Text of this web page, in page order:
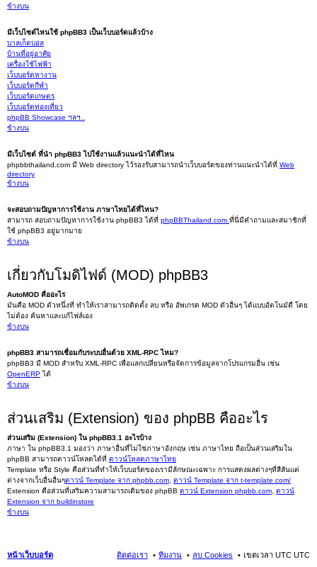
ข้างบน
มีเว็บไซต์ไหนใช้ phpBB3 เป็นเว็บบอร์ดแล้วบ้าง
บาลเก็ตบอล
บ้านที่อยู่อาศัย
เครื่องใช้ไฟฟ้า
เว็บบอร์ดหางาน
เว็บบอร์ดกีฬา
เว็บบอร์ดเกษตร
เว็บบอร์ดท่องเที่ยว
phpBB Showcase ฯลฯ..
ข้างบน
มีเว็บไซต์ ที่นำ phpBB3 ไปใช้งานแล้วแนะนำได้ที่ไหน
phpbbthailand.com มี Web directory ไว้รองรับสามารถนำเว็บบอร์ดของท่านแนะนำได้ที่ Web
directory
ข้างบน
จะสอบถามปัญหาการใช้งาน ภาษาไทยได้ที่ไหน?
สามารถ สอบถามปัญหาการใช้งาน phpBB3 ได้ที่ phpBBThailand.com ที่นี่มีคำถามและสมาชิกที่
ใช้ phpBB3 อยู่มากมาย
ข้างบน
เกี่ยวกับโมดิไฟด์ (MOD) phpBB3
AutoMOD คืออะไร
มันคือ MOD ตัวหนึ่งที่ ทำให้เราสามารถติดตั้ง ลบ หรือ อัพเกรด MOD ตัวอื่นๆ ได้แบบอัตโนมัตื โดย
ไม่ต้อง ค้นหาและแก้ไฟล์เอง
ข้างบน
phpBB3 สามารถเชื่อมกับระบบอื่นด้วย XML-RPC ไหม?
phpBB3 มี MOD สำหรับ XML-RPC เพื่อแลกเปลี่ยนหรือจัดการข้อมูลจากโปรแกรมอื่น เช่น
OpenERPได้
ข้างบน
ส่วนเสริม (Extension) ของ phpBB คืออะไร
ส่วนเสริม (Extension) ใน phpBB3.1 อะไรบ้าง
ภาษา ใน phpBB3.1 มองว่า ภาษาอื่นที่ไม่ใช่ภาษาอังกฤษ เช่น ภาษาไทย ถือเป็นส่วนเสริมใน
phpBB สามารถดาวน์โหลดได้ที่ ดาวน์โหลดภาษาไทย
Template หรือ Style คือส่วนที่ทำให้เว็บบอร์ดของเรามีลักษณะเฉพาะ การแสดงผลต่างๆที่สีสันแต่
ต่างจากเว็บอื่นอื่นๆดาวน์ Template จาก phpbb.com ดาวน์ Template จาก t-template.com/
Extension คือส่วนที่เสริมความสามารถเดิมของ phpBB ดาวน์ Extension phpbb.com ดาวน์
Extension จาก buildinstore
ข้างบน
หน้าเว็บบอร์ด เขตเวลา UTC UTC
ลบ Cookies
ทีมงาน
ติดต่อเรา